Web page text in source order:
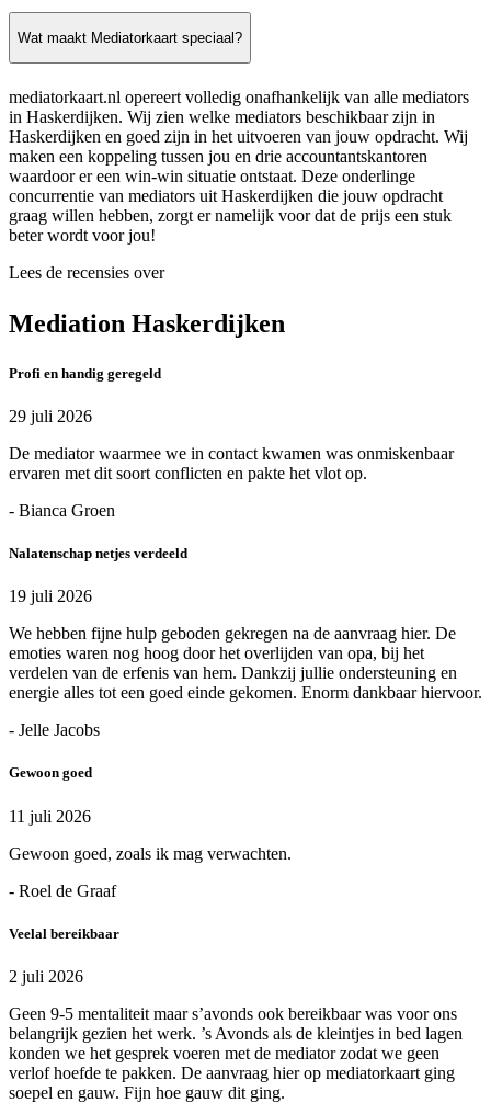
Wat maakt Mediatorkaart speciaal?
mediatorkaart.nl opereert volledig onafhankelijk van alle mediators
in Haskerdijken. Wij zien welke mediators beschikbaar zijn in
Haskerdijken en goed zijn in het uitvoeren van jouw opdracht. Wij
maken een koppeling tussen jou en drie accountantskantoren
waardoor er een win-win situatie ontstaat. Deze onderlinge
concurrentie van mediators uit Haskerdijken die jouw opdracht
graag willen hebben, zorgt er namelijk voor dat de prijs een stuk
beter wordt voor jou!
Lees de recensies over
Mediation Haskerdijken
Profi en handig geregeld
29 juli 2026
De mediator waarmee we in contact kwamen was onmiskenbaar
ervaren met dit soort conflicten en pakte het vlot op.
- Bianca Groen
Nalatenschap netjes verdeeld
19 juli 2026
We hebben fijne hulp geboden gekregen na de aanvraag hier. De
emoties waren nog hoog door het overlijden van opa, bij het
verdelen van de erfenis van hem. Dankzij jullie ondersteuning en
energie alles tot een goed einde gekomen. Enorm dankbaar hiervoor.
- Jelle Jacobs
Gewoon goed
11 juli 2026
Gewoon goed, zoals ik mag verwachten.
- Roel de Graaf
Veelal bereikbaar
2 juli 2026
Geen 9-5 mentaliteit maar s’avonds ook bereikbaar was voor ons
belangrijk gezien het werk. ’s Avonds als de kleintjes in bed lagen
konden we het gesprek voeren met de mediator zodat we geen
verlof hoefde te pakken. De aanvraag hier op mediatorkaart ging
soepel en gauw. Fijn hoe gauw dit ging.